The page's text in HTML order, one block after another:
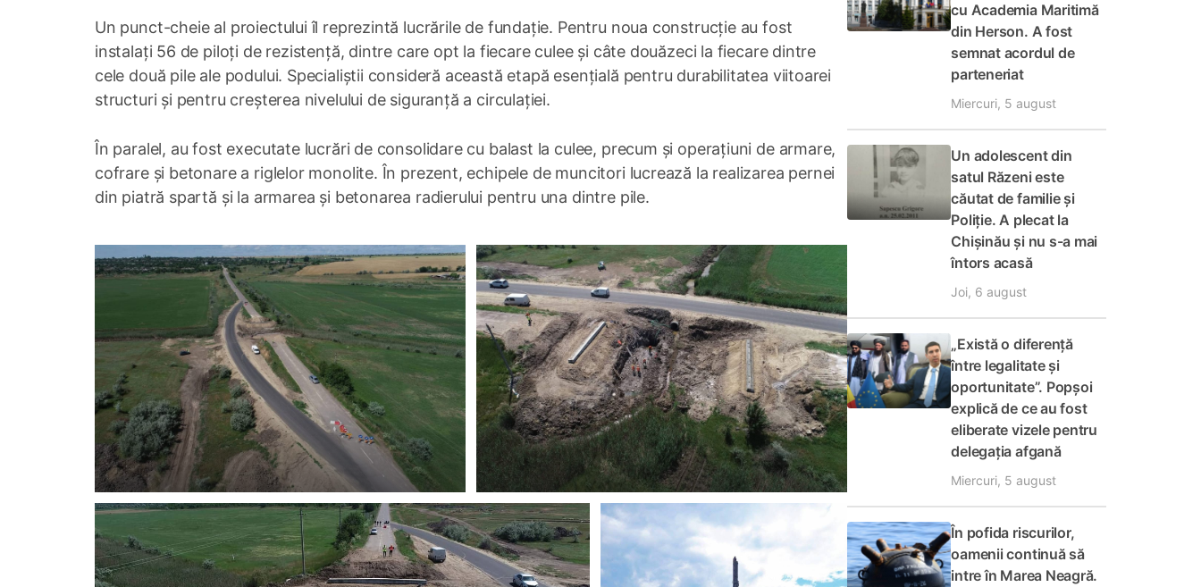
Un punct-cheie al proiectului îl reprezintă lucrările de fundație. Pentru noua construcție au fost
instalați 56 de piloți de rezistență, dintre care opt la fiecare culee și câte douăzeci la fiecare dintre
cele două pile ale podului. Specialiștii consideră această etapă esențială pentru durabilitatea viitoarei
structuri și pentru creșterea nivelului de siguranță a circulației.
În paralel, au fost executate lucrări de consolidare cu balast la culee, precum și operațiuni de armare,
cofrare și betonare a riglelor monolite. În prezent, echipele de muncitori lucrează la realizarea pernei
din piatră spartă și la armarea și betonarea radierului pentru una dintre pile.
cu Academia Maritimă
din Herson. A fost
semnat acordul de
parteneriat
Miercuri, 5 august
Un adolescent din
satul Răzeni este
căutat de familie și
Poliție. A plecat la
Chișinău și nu s-a mai
întors acasă
Joi, 6 august
„Există o diferență
între legalitate și
oportunitate”. Popșoi
explică de ce au fost
eliberate vizele pentru
delegația afgană
Miercuri, 5 august
În pofida riscurilor,
oamenii continuă să
intre în Marea Neagră.